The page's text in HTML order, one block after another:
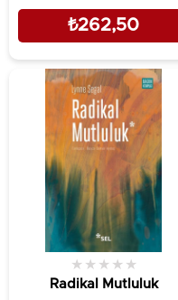
₺262,50
Radikal Mutluluk
★ ★ ★ ★ ★